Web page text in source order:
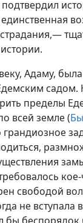
подтвердил
Адаму,
садом.
пределы
всей земле (
грандиозное
свободой
не